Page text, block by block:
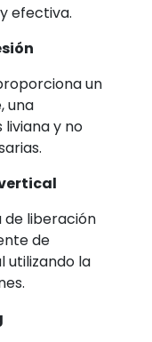
efectiva.
un
una
y no
de liberación
de
utilizando la